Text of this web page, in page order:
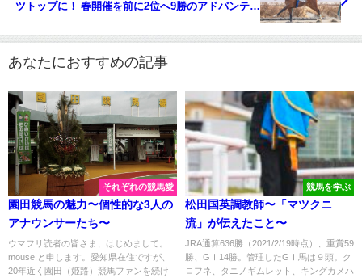
ツトップに！ 春開催を前に2位へ9勝のアドバンテー
あなたにおすすめの記事
それぞれの競馬愛
園田競馬の魅力〜個性的な3人の
アナウンサーたち〜
ウマフリ読者の皆さま、はじめまして。
mouse.と申します。愛知県在住ですが、
20年近く園田（姫路）競馬ファンを続け
競馬を学ぶ
松田国英調教師〜「マツクニ
流」が伝えたこと〜
JRA通算636勝（2021/2/19時点）、重賞59
勝、GⅠ14勝。管理したGⅠ馬は９頭。ク
ロフネ、タニノギムレット、キングカメハ